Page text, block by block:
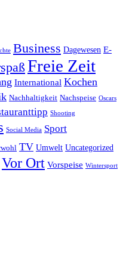
Business Dagewesen E-
Freie Zeit
International Kochen
Nachhaltigkeit Nachspeise Oscars
Shooting
Social Media Sport
TV Umwelt Uncategorized
Vor Ort Vorspeise Wintersport